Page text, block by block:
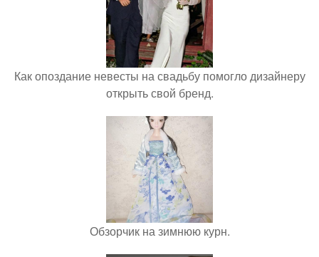
Как опоздание невесты на свадьбу помогло дизайнеру
открыть свой бренд.
Обзорчик на зимнюю курн.